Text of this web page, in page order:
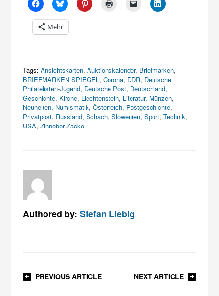
Mehr
Tags: Ansichtskarten,Auktionskalender, Briefmarken,
BRIEFMARKEN SPIEGEL,Corona, DDR, Deutsche
Philatelisten-Jugend, Deutsche Post, Deutschland,
Geschichte, Kirche, Liechtenstein, Literatur, Münzen,
Neuheiten, Numismatik,Österreich, Postgeschichte,
Privatpost, Russland,Schach,Slowenien,Sport,Technik,
USA,Zinnober Zacke
Authored by:Stefan Liebig
PREVIOUS ARTICLE NEXT ARTICLE